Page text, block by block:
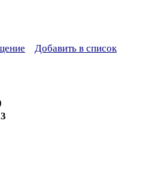
Добавить в список